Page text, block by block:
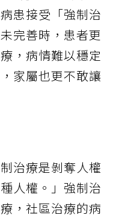
患接受「強制治
完善時，患者更
，病情難以穩定
家屬也更不敢讓
治療是剝奪人權
人權。」強制治
，社區治療的病